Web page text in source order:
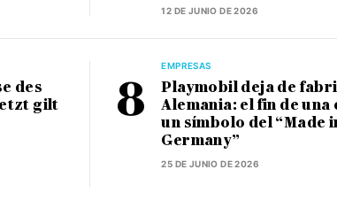
12 DE JUNIO DE 2026
des
gilt
EMPRESAS
Playmobil deja de
Alemania: el fin de una
un símbolo del “Made
Germany”
25 DE JUNIO DE 2026